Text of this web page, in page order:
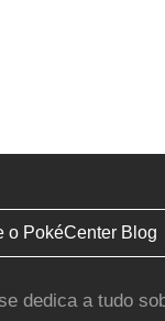
o PokéCenter Blog
dedica a tudo